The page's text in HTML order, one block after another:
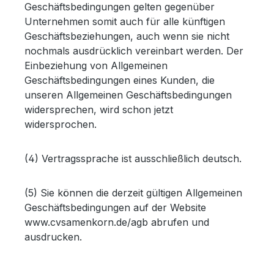
Geschäftsbedingungen gelten gegenüber
Unternehmen somit auch für alle künftigen
Geschäftsbeziehungen, auch wenn sie nicht
nochmals ausdrücklich vereinbart werden. Der
Einbeziehung von Allgemeinen
Geschäftsbedingungen eines Kunden, die
unseren Allgemeinen Geschäftsbedingungen
widersprechen, wird schon jetzt
widersprochen.
(4) Vertragssprache ist ausschließlich deutsch.
(5) Sie können die derzeit gültigen Allgemeinen
Geschäftsbedingungen auf der Website
www.cvsamenkorn.de/agb abrufen und
ausdrucken.